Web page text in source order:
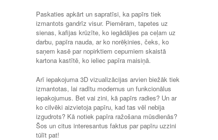
Paskaties apkārt un sapratīsi, ka papīrs tiek
izmantots gandrīz visur. Piemēram, tapetes uz
sienas, kafijas krūzīte, ko iegādājies pa ceļam uz
darbu, papīra nauda, ar ko norēķinies, čeks, ko
saņem kasē par nopirktiem cepumiem skaistā
kartona kastītē, ko ieliec papīra maisiņā.
Arī iepakojuma 3D vizualizācijas arvien biežāk tiek
izmantotas, lai radītu modernus un funkcionālus
iepakojumus. Bet vai zini, kā papīrs radies? Un ar
ko cilvēki aizvietoja papīru, kad tas vēl nebija
izgudrots? Kā notiek papīra ražošana mūsdienās?
Šos un citus interesantus faktus par papīru uzzini
tūlīt pat!